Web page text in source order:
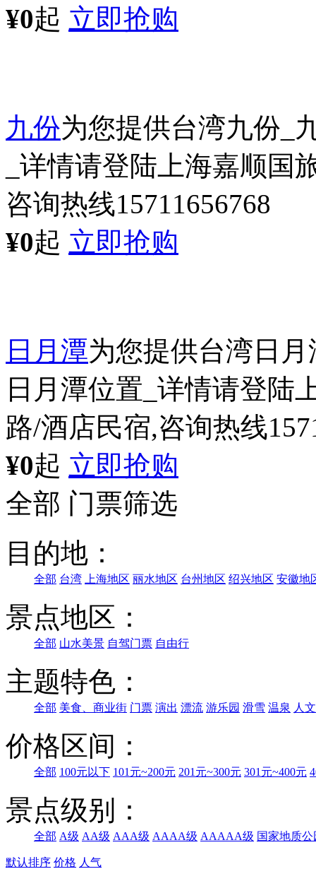
¥0起 立即抢购
九份为您提供台湾九份_
_详情请登陆上海嘉顺国
咨询热线15711656768
¥0起 立即抢购
日月潭为您提供台湾日
日月潭位置_详情请登陆
路/酒店民宿,咨询热线
¥0起 立即抢购
全部 门票筛选
目的地：
全部 台湾 上海地区 丽水地区 台州地区 绍兴地区 安徽地
景点地区：
全部 山水美景 自驾门票 自由行
主题特色：
全部 美食、商业街 门票 演出 漂流 游乐园 滑雪 温泉 人
价格区间：
全部 100元以下 101元~200元 201元~300元 301元~400元
景点级别：
全部 A级 AA级 AAA级 AAAA级 AAAAA级 国家地质公
默认排序 价格 人气